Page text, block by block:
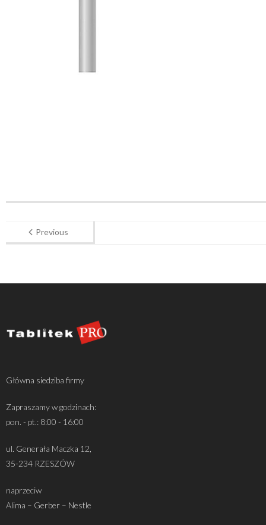
Previous
Główna siedziba firmy
Zapraszamy w godzinach:
pon. - pt.: 8:00 - 16:00
ul. Generała Maczka 12,
35-234 RZESZÓW
naprzeciw
Alima – Gerber – Nestle